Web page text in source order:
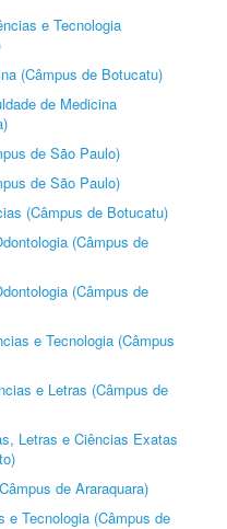
e Tecnologia
(Câmpus de Botucatu)
de Medicina
de São Paulo)
de São Paulo)
(Câmpus de Botucatu)
(Câmpus de
(Câmpus de
e Tecnologia (Câmpus
e Letras (Câmpus de
Letras e Ciências Exatas
de Araraquara)
e Tecnologia (Câmpus de